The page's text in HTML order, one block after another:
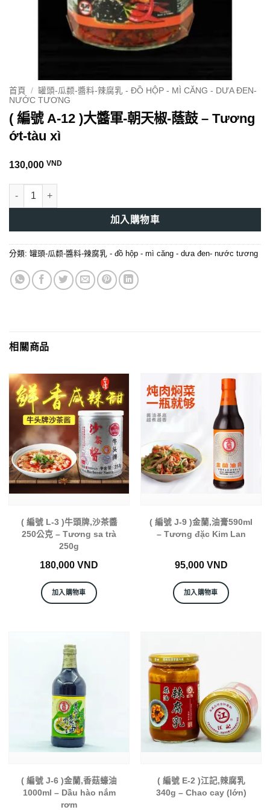
首頁 / 罐頭-瓜颣-醬料-辣腐乳 - ĐỒ HỘP - MÌ CĂNG - DƯA ĐEN-
NƯỚC TƯƠNG
( 編號 A-12 )大醬軍-朝天椒-蔭鼓 – Tương
ớt-tàu xì
130,000 VND
( 編號 A-12 )大醬軍-朝天椒-蔭鼓 - Tương ớt-tàu xì 數量
加入購物車
分類: 罐頭-瓜颣-醬料-辣腐乳 - đồ hộp - mì căng - dưa đen- nước tương
相關商品
( 編號 L-3 )牛頭牌,沙茶醬
250公克 – Tương sa trà
250g
180,000 VND
加入購物車
( 編號 J-9 )金蘭,油膏590ml
– Tương đặc Kim Lan
95,000 VND
加入購物車
( 編號 J-6 )金蘭,香菇蠔油
1000ml – Dầu hào nắm
rơm
( 編號 E-2 )江記,辣腐乳
340g – Chao cay (lớn)